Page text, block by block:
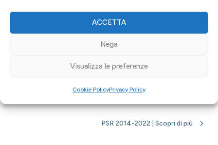
ACCETTA
Nega
Visualizza le preferenze
Cookie PolicyPrivacy Policy
PSR 2014-2022 | Scopri di più